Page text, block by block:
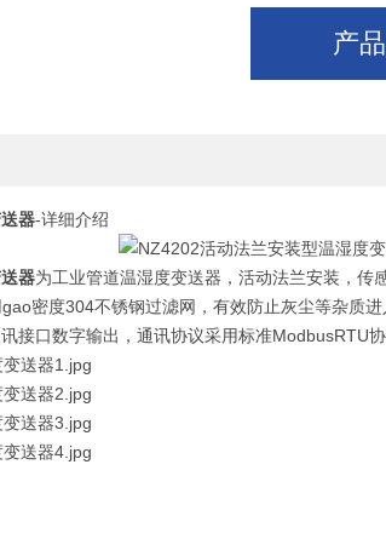
产
器-详细介绍
器为工业管道温湿度变送器，活动法兰安装，传
密度304不锈钢过滤网，有效防止灰尘等杂质
接口数字输出，通讯协议采用标准ModbusRTU